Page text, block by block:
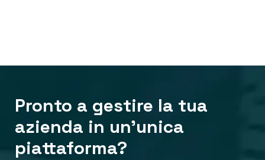
Pronto a gestire la tua
azienda in un’unica
piattaforma?